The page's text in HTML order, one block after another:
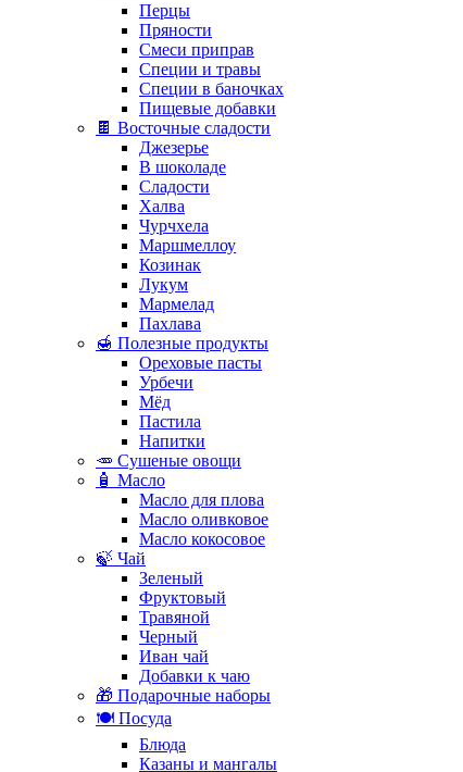
Перцы
Пряности
Смеси приправ
Специи и травы
Специи в баночках
Пищевые добавки
🍫 Восточные сладости
Джезерье
В шоколаде
Сладости
Халва
Чурчхела
Маршмеллоу
Козинак
Лукум
Мармелад
Пахлава
🍯 Полезные продукты
Ореховые пасты
Урбечи
Мёд
Пастила
Напитки
🥕 Сушеные овощи
🧴 Масло
Масло для плова
Масло оливковое
Масло кокосовое
🍃 Чай
Зеленый
Фруктовый
Травяной
Черный
Иван чай
Добавки к чаю
🎁 Подарочные наборы
🍽️ Посуда
Блюда
Казаны и мангалы